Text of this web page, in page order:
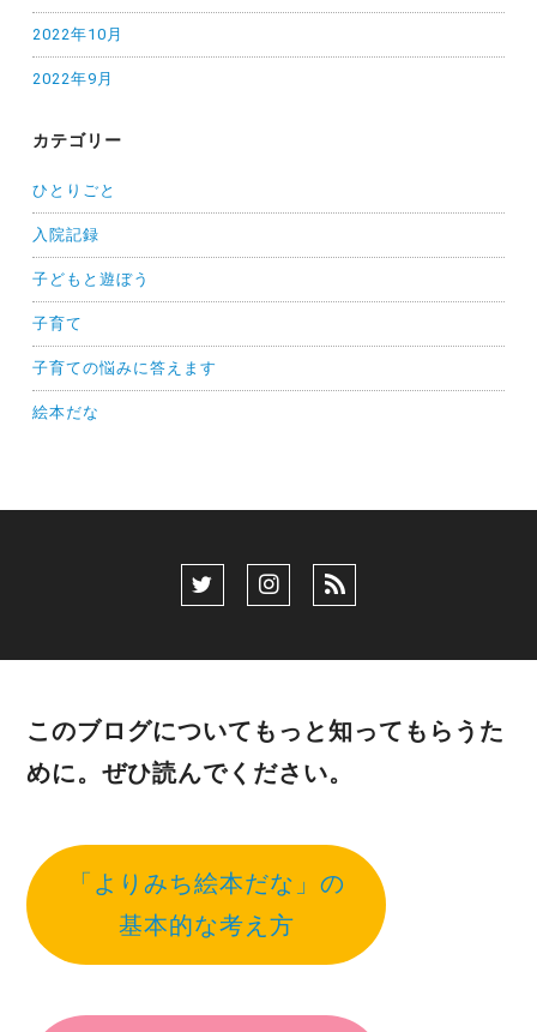
2022年10月
2022年9月
カテゴリー
ひとりごと
入院記録
子どもと遊ぼう
子育て
子育ての悩みに答えます
絵本だな
このブログについてもっと知ってもらうた
めに。ぜひ読んでください。
「よりみち絵本だな」の
基本的な考え方